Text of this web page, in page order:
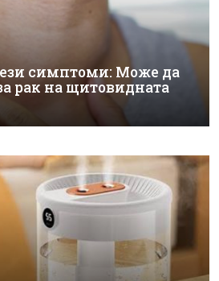
симптоми: Може да
рак на щитовидната